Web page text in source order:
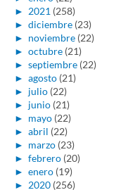
► 2021 (258)
► diciembre (23)
► noviembre (22)
► octubre (21)
► septiembre (22)
► agosto (21)
► julio (22)
► junio (21)
► mayo (22)
► abril (22)
► marzo (23)
► febrero (20)
► enero (19)
► 2020 (256)